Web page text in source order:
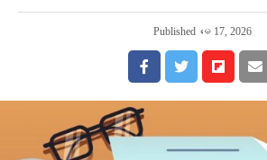
Published မေ 17, 2026